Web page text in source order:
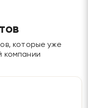
которые уже
компании